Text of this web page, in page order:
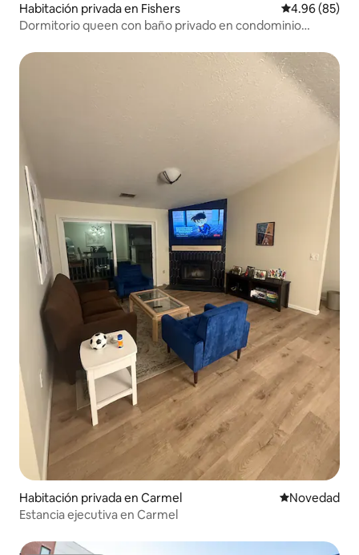
Habitación privada en Fishers Calificación
4.96 (85)
Dormitorio queen con baño privado en condominio
Habitación privada en Carmel Lugar para
Novedad
Estancia ejecutiva en Carmel